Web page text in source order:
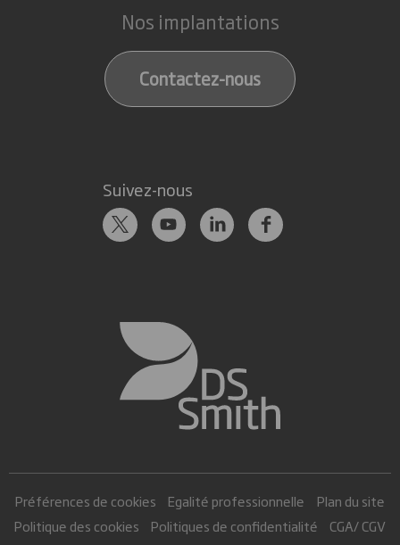
Nos implantations
Contactez-nous
Suivez-nous
Préférences de cookies Egalité professionnelle
Plan du site
Politique des cookies
Politiques de confidentialité CGA/ CGV